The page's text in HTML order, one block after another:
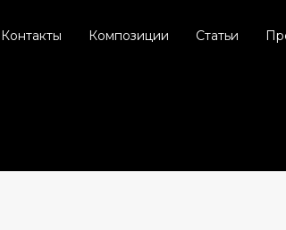
Контакты Композиции Статьи